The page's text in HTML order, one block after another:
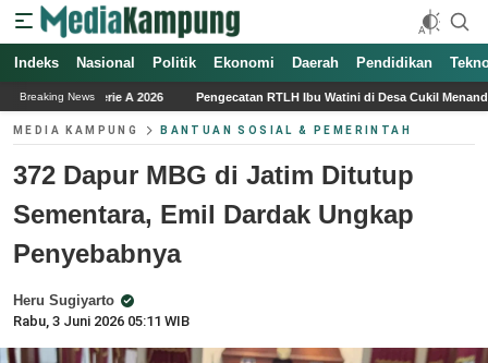
Indeks Nasional Politik Ekonomi Daerah Pendidikan
Breaking News
Pengecatan RTLH Ibu Watini di Desa Cukil Menandai Tahap Akhir Program
MEDIA KAMPUNG BANTUAN SOSIAL & PEMERINTAH
372 Dapur MBG di Jatim Ditutup
Sementara, Emil Dardak Ungkap
Penyebabnya
Heru Sugiyarto
Rabu, 3 Juni 2026 05:11 WIB